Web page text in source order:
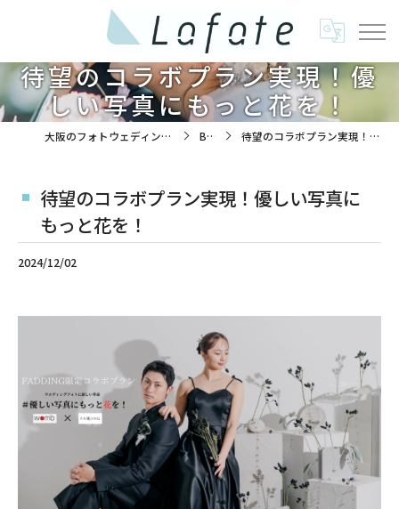
待望のコラボプラン実現！優
しい写真にもっと花を！
大阪のフォトウェディングは株式会社ラフエイト BLOG 待望のコラボプラン実現！優しい写真にもっと花を！
待望のコラボプラン実現！優しい写真に
もっと花を！
2024/12/02